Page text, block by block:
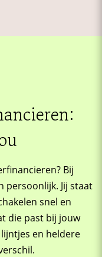
Bij
persoonlijk. Jij staat
snel en
die past bij jouw
en heldere